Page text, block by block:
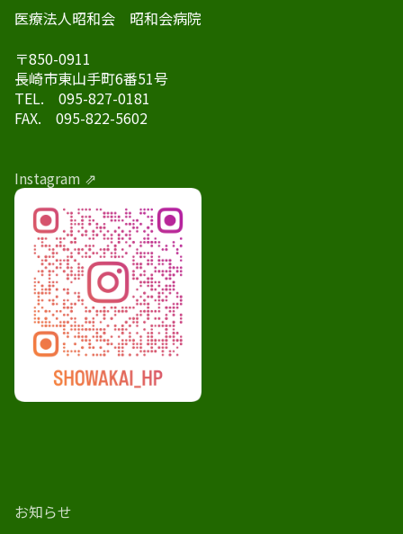
医療法人昭和会 昭和会病院
〒850-0911
長崎市東山手町6番51号
TEL. 095-827-0181
FAX. 095-822-5602
Instagram ⇗
お知らせ